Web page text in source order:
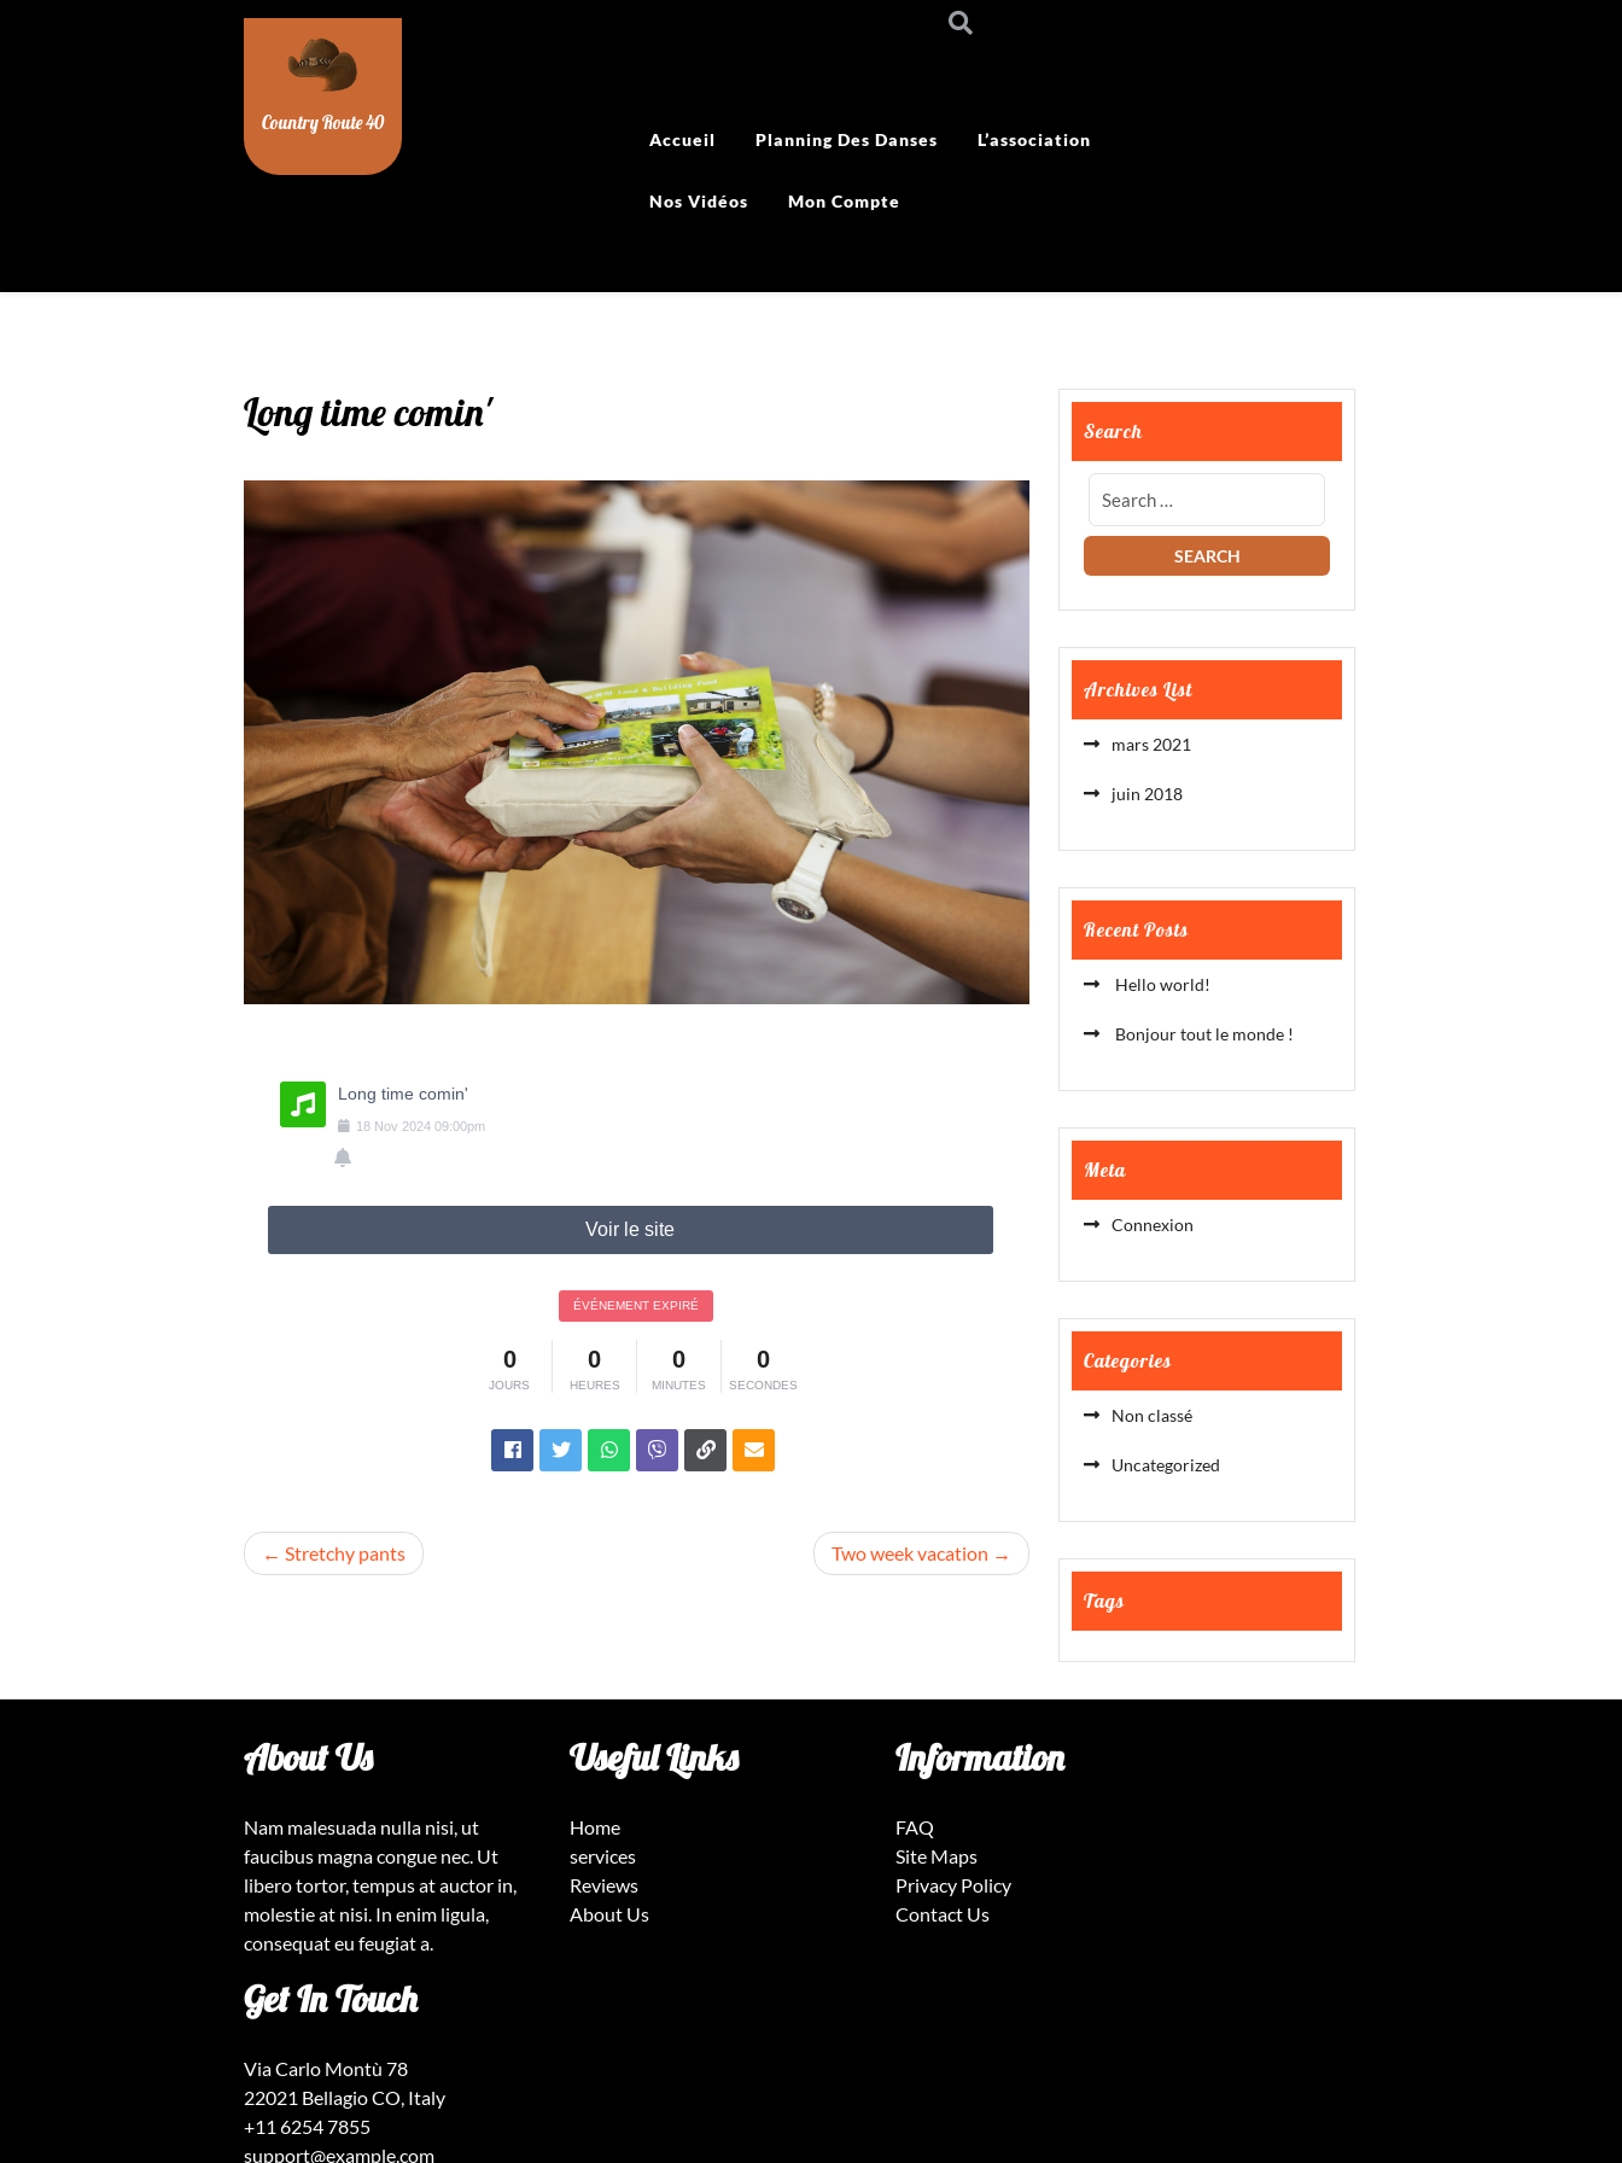
Country Route 40
Accueil Planning Des Danses L’association
Nos Vidéos Mon Compte
Long time comin'
Long time comin'
18 Nov 2024 09:00pm
Voir le site
ÉVÉNEMENT EXPIRÉ
0
JOURS
0
HEURES
0
MINUTES
0
SECONDES
Navigation
Stretchy pants Two week vacation
Search
Archives List
mars 2021
juin 2018
Recent Posts
Hello world!
Bonjour tout le monde !
Meta
Connexion
Categories
Non classé
Uncategorized
Tags
About Us
Nam malesuada nulla nisi, ut
faucibus magna congue nec. Ut
libero tortor, tempus at auctor in,
molestie at nisi. In enim ligula,
consequat eu feugiat a.
Useful Links
Home
services
Reviews
About Us
Information
FAQ
Site Maps
Privacy Policy
Contact Us
Get In Touch
Via Carlo Montù 78
22021 Bellagio CO, Italy
+11 6254 7855
support@example.com